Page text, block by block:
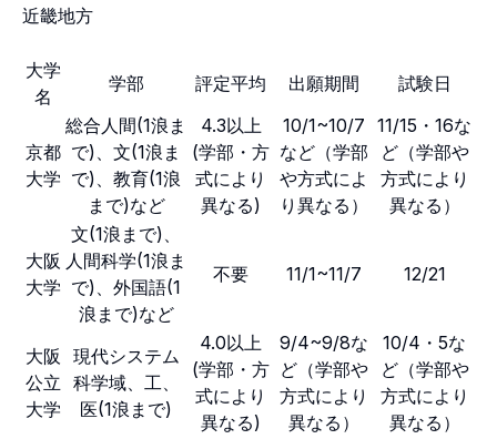
近畿地方
大学
名
学部 評定平均 出願期間 試験日
京都
大学
総合人間(1浪ま
で)、文(1浪ま
で)、教育(1浪
まで)など
4.3以上
(学部・方
式により
異なる)
10/1~10/7
など（学部
や方式によ
り異なる）
11/15・16な
ど（学部や
方式により
異なる）
大阪
大学
文(1浪まで)、
人間科学(1浪ま
で)、外国語(1
浪まで)など
不要 11/1~11/7 12/21
大阪
公立
大学
現代システム
科学域、工、
医(1浪まで)
4.0以上
(学部・方
式により
異なる)
9/4~9/8な
ど（学部や
方式により
異なる）
10/4・5な
ど（学部や
方式により
異なる）